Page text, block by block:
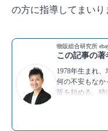
の方に指導してまいり
物販総合研究所
この記事の
1978年生まれ
何の不安もなか
販を始める。特
商品などを海